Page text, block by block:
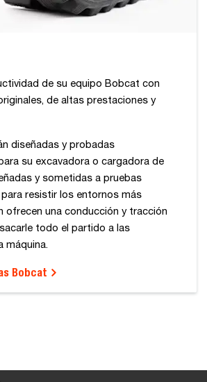
de su equipo Bobcat con
de altas prestaciones y
diseñadas y probadas
su excavadora o cargadora de
y sometidas a pruebas
resistir los entornos más
ofrecen una conducción y tracción
todo el partido a las
máquina.
Bobcat